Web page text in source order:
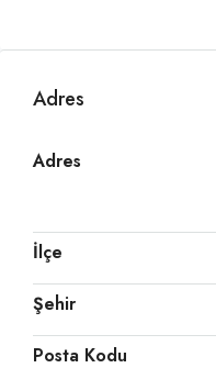
Adres
Adres
İlçe
Şehir
Posta Kodu